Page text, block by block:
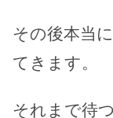
その後本当
てきます。
それまで待